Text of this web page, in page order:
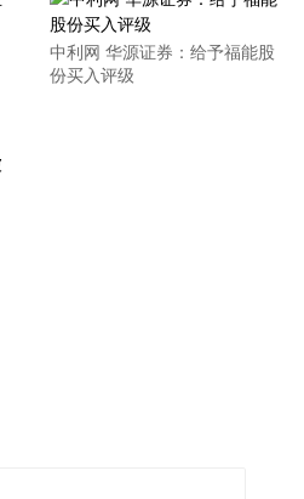
中利网 华源证券：给予福能股
份买入评级